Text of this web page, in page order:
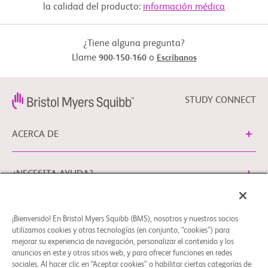
recomendación del Resumen de características del producto
recidivas en el año anterior
Criterios de exclusión:
modificador de la enfermedad (DMT) para la EMRR
antes de comenzar el tratamiento con el tema del estudio,
clínico
la calidad del producto: información médica
¿Tiene alguna pregunta?
Llame 900-150-160o Escríbanos
STUDY CONNECT
ACERCA DE
¿NECESITA AYUDA?
Aviso Legal Política de Privacidad Preferencias de cookies
Puede ponerse en contacto con nuestro Delegado de
Protección de Datos de la UE en EUDPO@BMS.com para
¡Bienvenido! En Bristol Myers Squibb (BMS), nosotros y nuestros socios
utilizamos cookies y otras tecnologías (en conjunto, “cookies”) para
mejorar su experiencia de navegación, personalizar el contenido y los
anuncios en este y otros sitios web, y para ofrecer funciones en redes
sociales. Al hacer clic en “Aceptar cookies” o habilitar ciertas categorías de